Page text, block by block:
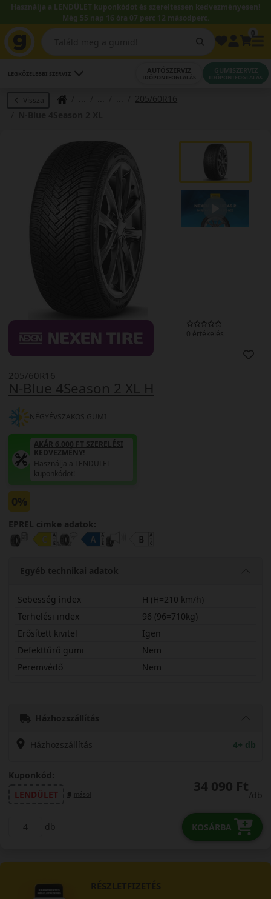
Használja a LENDÜLET kuponkódot és szereltessen kedvezményesen!
Még 55 nap 16 óra 07 perc 11 másodperc.
LEGKÖZELEBBI SZERVIZ AUTÓSZERVIZ
IDŐPONTFOGLALÁS
GUMISZERVIZ
IDŐPONTFOGLALÁS
Vissza
205/60R16
0 értékelés
N-Blue 4Season 2 XL H
205/60R16
NÉGYÉVSZAKOS GUMI
AKÁR 6.000 FT SZERELÉSI
KEDVEZMÉNY!
Használja a LENDÜLET
kuponkódot!
0%
EPREL cimke adatok:
Egyéb technikai adatok
Sebesség index
H (H=210 km/h)
Terhelési index
96 (96=710kg)
Erősített kivitel
Igen
Defekttűrő gumi
Nem
Peremvédő
Nem
Házhozszállítás
Házhozszállítás 4+ db
Kuponkód:
LENDÜLET
másol 34 090 Ft
/db
db KOSÁRBA
RÉSZLETFIZETÉS